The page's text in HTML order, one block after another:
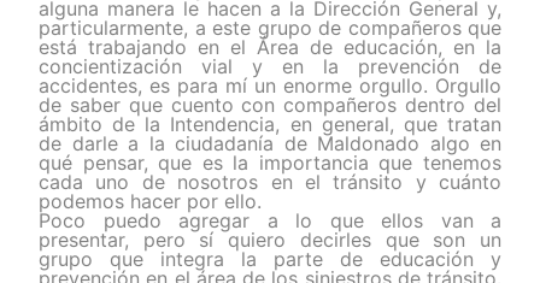
alguna manera le hacen a la Dirección General y,
particularmente, a este grupo de compañeros que
está trabajando en el Área de educación, en la
concientización vial y en la prevención de
accidentes, es para mí un enorme orgullo. Orgullo
de saber que cuento con compañeros dentro del
ámbito de la Intendencia, en general, que tratan
de darle a la ciudadanía de Maldonado algo en
qué pensar, que es la importancia que tenemos
cada uno de nosotros en el tránsito y cuánto
podemos hacer por ello.
Poco puedo agregar a lo que ellos van a
presentar, pero sí quiero decirles que son un
grupo que integra la parte de educación y
prevención en el área de los siniestros de tránsito.